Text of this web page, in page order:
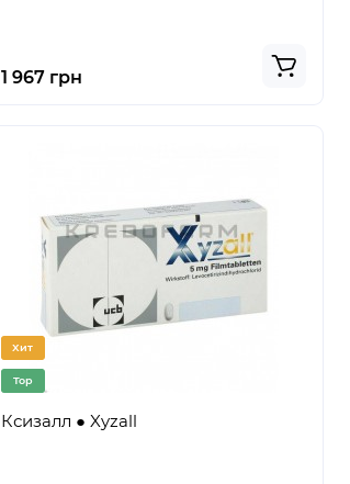
1 967 грн
Хит
Top
Ксизалл ● Xyzall